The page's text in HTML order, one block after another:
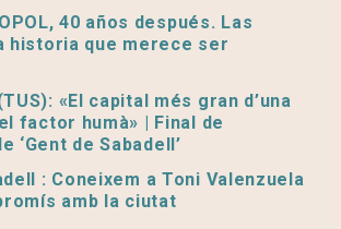
40 años después. Las
historia que merece ser
«El capital més gran d’una
factor humà» | Final de
‘Gent de Sabadell’
: Coneixem a Toni Valenzuela
amb la ciutat